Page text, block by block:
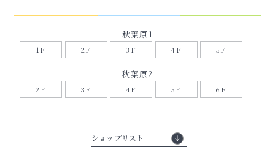
秋葉原1
1F 2F 3F 4F 5F
秋葉原2
2F 3F 4F 5F 6F
ショップリスト